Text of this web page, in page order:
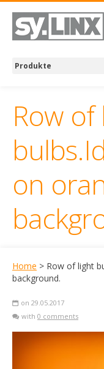
Row of
on
Home > Row of light
background.
on 29.05.2017
with 0 comments